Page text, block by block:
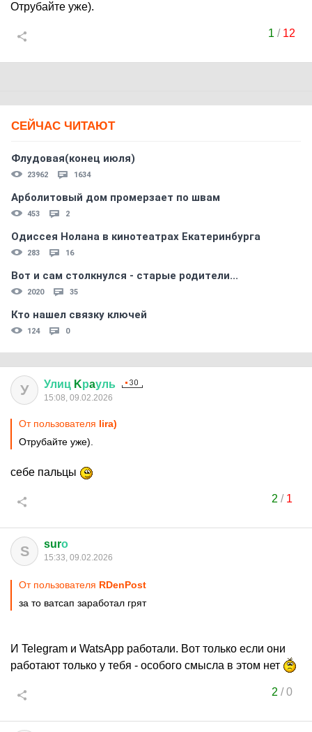
Отрубайте уже).
1 / 12
СЕЙЧАС ЧИТАЮТ
Флудовая(конец июля)
23962 1634
Арболитовый дом промерзает по швам
453 2
Одиссея Нолана в кинотеатрах Екатеринбурга
283 16
Вот и сам столкнулся - старые родители...
2020 35
Кто нашел связку ключей
124 0
У Улиц Kрaуль
15:08, 09.02.2026
От пользователя lira)
Отрубайте уже).
себе пальцы
2 / 1
S surо
15:33, 09.02.2026
От пользователя RDenPost
за то ватсап заработал грят
И Telegram и WatsApp работали. Вот только если они
работают только у тебя - особого смысла в этом нет
2 /0